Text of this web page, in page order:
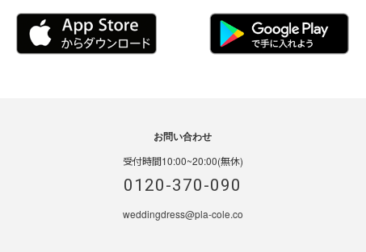
お問い合わせ
受付時間10:00~20:00(無休)
0120-370-090
weddingdress@pla-cole.co